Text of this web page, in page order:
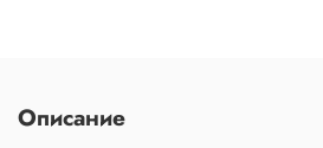
Описание